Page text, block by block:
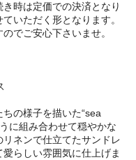
時は定価での決済となり
いただく形となります。
でご安心下さいませ。
の様子を描いた“sea
に組み合わせて穏やかな
ネンで仕立てたサンドレ
らしい雰囲気に仕上げま